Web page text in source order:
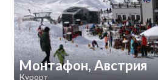
Монтафон, Австрия
Курорт